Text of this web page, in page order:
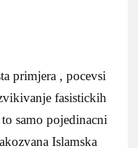
primjera , pocevsi
fasistickih
samo pojedinacni
Islamska